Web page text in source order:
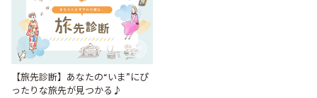
【旅先診断】あなたの“いま”にぴ
ったりな旅先が見つかる♪